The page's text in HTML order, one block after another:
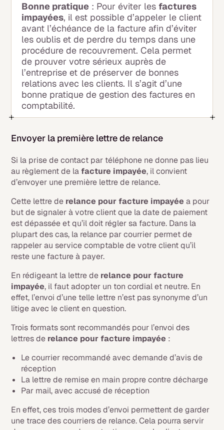
Bonne pratique : Pour éviter lesfactures
impayées, il est possible d’appeler le client
avant l’échéance de la facture afin d’éviter
les oublis et de perdre du temps dans une
procédure de recouvrement. Cela permet
de prouver votre sérieux auprès de
l’entreprise et de préserver de bonnes
relations avec les clients. Il s’agit d’une
bonne pratique de gestion des factures en
comptabilité.
Envoyer la première lettre de relance
Si la prise de contact par téléphone ne donne pas lieu
au règlement de lafacture impayée, il convient
d’envoyer une première lettre de relance.
Cette lettre de relance pour facture impayée a pour
but de signaler à votre client que la date de paiement
est dépassée et qu’il doit régler sa facture. Dans la
plupart des cas, la relance par courrier permet de
rappeler au service comptable de votre client qu’il
reste une facture à payer.
En rédigeant la lettre de relance pour facture
impayée, il faut adopter un ton cordial et neutre. En
effet, l’envoi d’une telle lettre n’est pas synonyme d’un
litige avec le client en question.
Trois formats sont recommandés pour l’envoi des
lettres de relance pour facture impayée :
Le courrier recommandé avec demande d’avis de
réception
La lettre de remise en main propre contre décharge
Par mail, avec accusé de réception
En effet, ces trois modes d’envoi permettent de garder
une trace des courriers de relance. Cela pourra servir